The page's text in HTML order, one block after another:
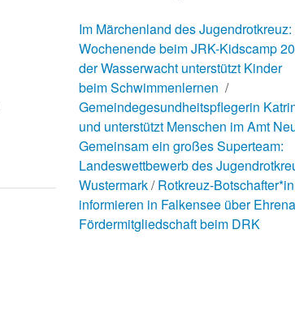
Im Märchenland des
Wochenende beim JRK-Kidscamp
der Wasserwacht unterstützt Kinder
beim Schwimmenlernen
Gemeindegesundheitspflegerin
und unterstützt Menschen im Amt
Gemeinsam ein großes Superteam:
Landeswettbewerb des
Wustermark Rotkreuz-
informieren in Falkensee über
Fördermitgliedschaft beim DRK